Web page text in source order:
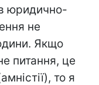
юридично-
не
Якщо
питання, це
то я